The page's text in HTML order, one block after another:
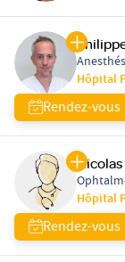
Hôpital
Rendez-vous
Nicolas
Hôpital
Rendez-vous